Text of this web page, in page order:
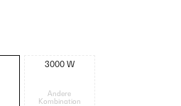
3000 W
Andere
Kombination